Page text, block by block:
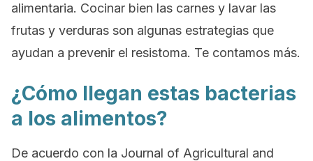
alimentaria. Cocinar bien las carnes y lavar las
frutas y verduras son algunas estrategias que
ayudan a prevenir el resistoma. Te contamos más.
¿Cómo llegan estas bacterias
a los alimentos?
De acuerdo con la Journal of Agricultural and